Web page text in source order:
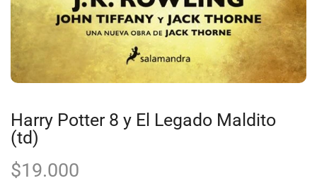
Harry Potter 8 y El Legado Maldito
(td)
$19.000